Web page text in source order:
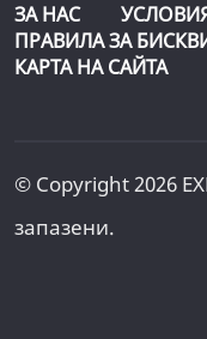
ЗА НАС
ПРАВИЛА ЗА
КАРТА НА САЙТА
© Copyright 2026
запазени.